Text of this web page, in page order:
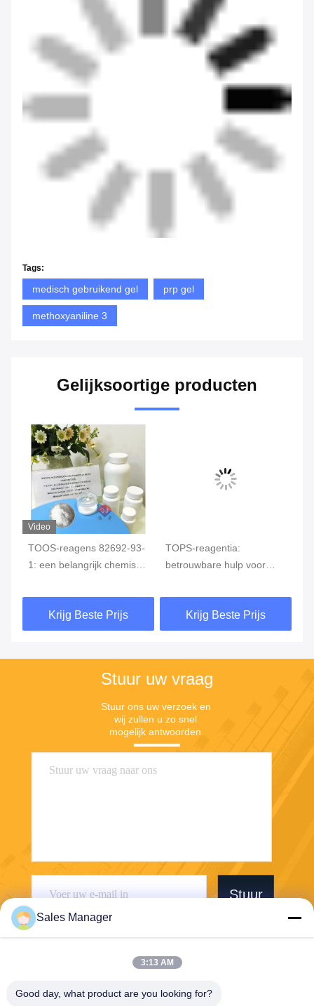
Tags:
medisch gebruikend gel prp gel
methoxyaniline 3
Gelijksoortige producten
Video
TOOS-reagens 82692-93-
1: een belangrijk chemisch
bloedglucosemonitoring
Krijg Beste Prijs
TOPS-reagentia:
betrouwbare hulp voor
Krijg Beste Prijs
Stuur uw vraag
Stuur ons uw verzoek en
wij zullen u zo snel
mogelijk antwoorden.
Stuur
Sales Manager
3:13 AM
Good day, what product are you looking for?